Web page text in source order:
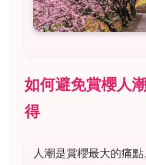
如何避免賞櫻人
得
人潮是賞櫻最大的痛